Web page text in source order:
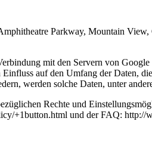
Parkway, Mountain
mit den Servern von
auf den Umfang der Daten,
werden solche Daten, unter
Rechte und
+1button.html und der FAQ: